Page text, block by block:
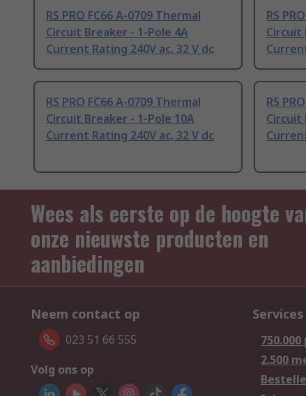
RS PRO FC66 A-0709 Thermal
Circuit Breaker - 1-Pole 4A
Current Rating 240V ac, 32 V dc
RS
Circuit
RS PRO FC66 A-0709 Thermal
Circuit Breaker - 1-Pole 10A
Current Rating 240V ac, 32 V dc
RS
Circuit
Wees als eerste op de hoogte
onze nieuwste producten en
aanbiedingen
Neem contact op
023 51 66 555
Volg ons op
Services
2.500